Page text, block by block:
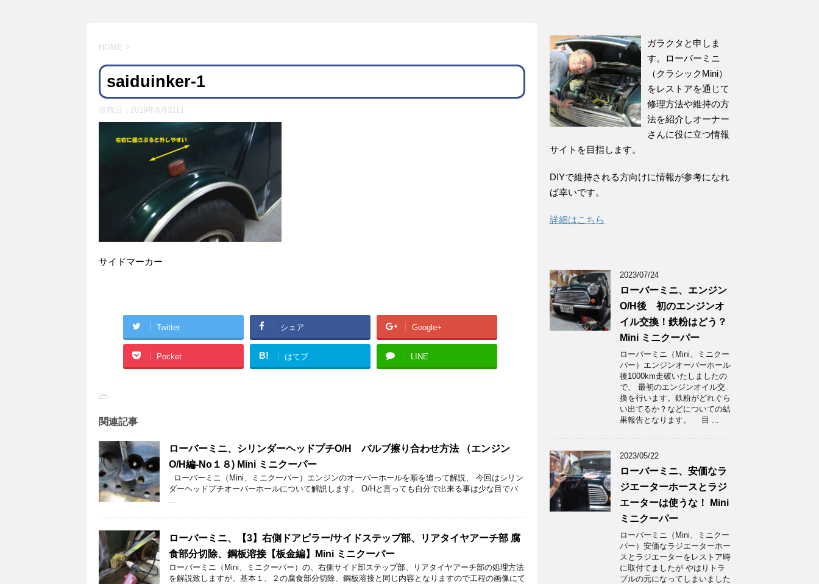
HOME >
saiduinker-1
投稿日： 2019年8月31日
サイドマーカー
Twitter シェア Google+
Pocket B! はてブ LINE
-
関連記事
ローバーミニ、シリンダーヘッドプチO/H バルブ擦り合わせ方法 （エンジン
O/H編-No１８) Mini ミニクーパー
ローバーミニ（Mini、ミニクーパー）エンジンのオーバーホールを順を追って解説、 今回はシリン
ダーヘッドプチオーバーホールについて解説します。 O/Hと言っても自分で出来る事は少な目でバ
...
ローバーミニ、【3】右側ドアピラー/サイドステップ部、リアタイヤアーチ部 腐
食部分切除、鋼板溶接【板金編】Mini ミニクーパー
ローバーミニ（Mini、ミニクーパー）の、右側サイド部ステップ部、リアタイヤアーチ部の処理方法
を解説致しますが、基本１、２の腐食部分切除、鋼板溶接と同じ内容となりますので工程の画像にて
ガラクタと申しま
す。ローバーミニ
（クラシックMini）
をレストアを通じて
修理方法や維持の方
法を紹介しオーナー
さんに役に立つ情報
サイトを目指します。
DIYで維持される方向けに情報が参考になれ
ば幸いです。
詳細はこちら
2023/07/24
ローバーミニ、エンジン
O/H後 初のエンジンオ
イル交換！鉄粉はどう？
Mini ミニクーパー
ローバーミニ（Mini、ミニクー
パー）エンジンオーバーホール
後1000km走破いたしましたの
で、 最初のエンジンオイル交
換を行います。鉄粉がどれぐら
い出てるか？などについての結
果報告となります。 目 ...
2023/05/22
ローバーミニ、安価なラ
ジエーターホースとラジ
エーターは使うな！ Mini
ミニクーパー
ローバーミニ（Mini、ミニクー
パー）安価なラジエーターホー
スとラジエーターをレストア時
に取付てましたが やはりトラ
ブルの元になってしまいました